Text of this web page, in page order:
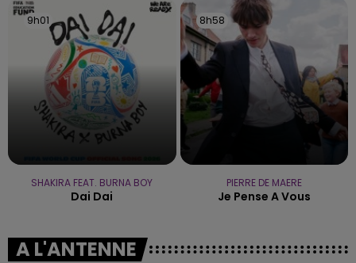
9h01
9h01
SHAKIRA FEAT. BURNA BOY
Dai Dai
8h58
8h58
PIERRE DE MAERE
Je Pense A Vous
A L'ANTENNE